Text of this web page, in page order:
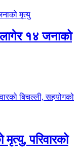
१४ जनाको
परिवारको